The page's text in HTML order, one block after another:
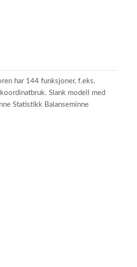
har 144 funksjoner, f.eks.
Slank modell med
Statistikk Balanseminne